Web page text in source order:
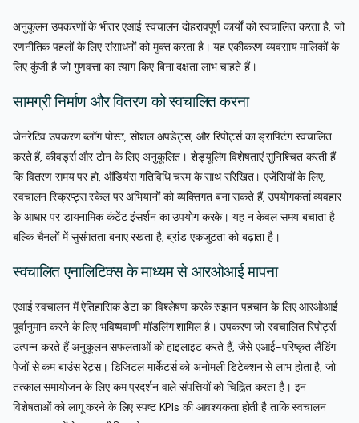
अनुकूलन उपकरणों के भीतर एआई स्वचालन दोहरावपूर्ण कार्यों को स्वचालित करता है, जो
रणनीतिक पहलों के लिए संसाधनों को मुक्त करता है। यह एकीकरण व्यवसाय मालिकों के
लिए कुंजी है जो गुणवत्ता का त्याग किए बिना दक्षता लाभ चाहते हैं।
सामग्री निर्माण और वितरण को स्वचालित करना
जेनरेटिव उपकरण ब्लॉग पोस्ट, सोशल अपडेट्स, और रिपोर्ट्स का ड्राफ्टिंग स्वचालित
करते हैं, कीवर्ड्स और टोन के लिए अनुकूलित। शेड्यूलिंग विशेषताएं सुनिश्चित करती हैं
कि वितरण समय पर हो, ऑडियंस गतिविधि चरम के साथ संरेखित। एजेंसियों के लिए,
स्वचालन स्क्रिप्ट्स स्केल पर अभियानों को व्यक्तिगत बना सकते हैं, उपयोगकर्ता व्यवहार
के आधार पर डायनामिक कंटेंट इंसर्शन का उपयोग करके। यह न केवल समय बचाता है
बल्कि चैनलों में सुसंगतता बनाए रखता है, ब्रांड एकजुटता को बढ़ाता है।
स्वचालित एनालिटिक्स के माध्यम से आरओआई मापना
एआई स्वचालन में ऐतिहासिक डेटा का विश्लेषण करके रुझान पहचान के लिए आरओआई
पूर्वानुमान करने के लिए भविष्यवाणी मॉडलिंग शामिल है। उपकरण जो स्वचालित रिपोर्ट्स
उत्पन्न करते हैं अनुकूलन सफलताओं को हाइलाइट करते हैं, जैसे एआई-परिष्कृत लैंडिंग
पेजों से कम बाउंस रेट्स। डिजिटल मार्केटर्स को अनोमली डिटेक्शन से लाभ होता है, जो
तत्काल समायोजन के लिए कम प्रदर्शन वाले संपत्तियों को चिह्नित करता है। इन
विशेषताओं को लागू करने के लिए स्पष्ट KPIs की आवश्यकता होती है ताकि स्वचालन